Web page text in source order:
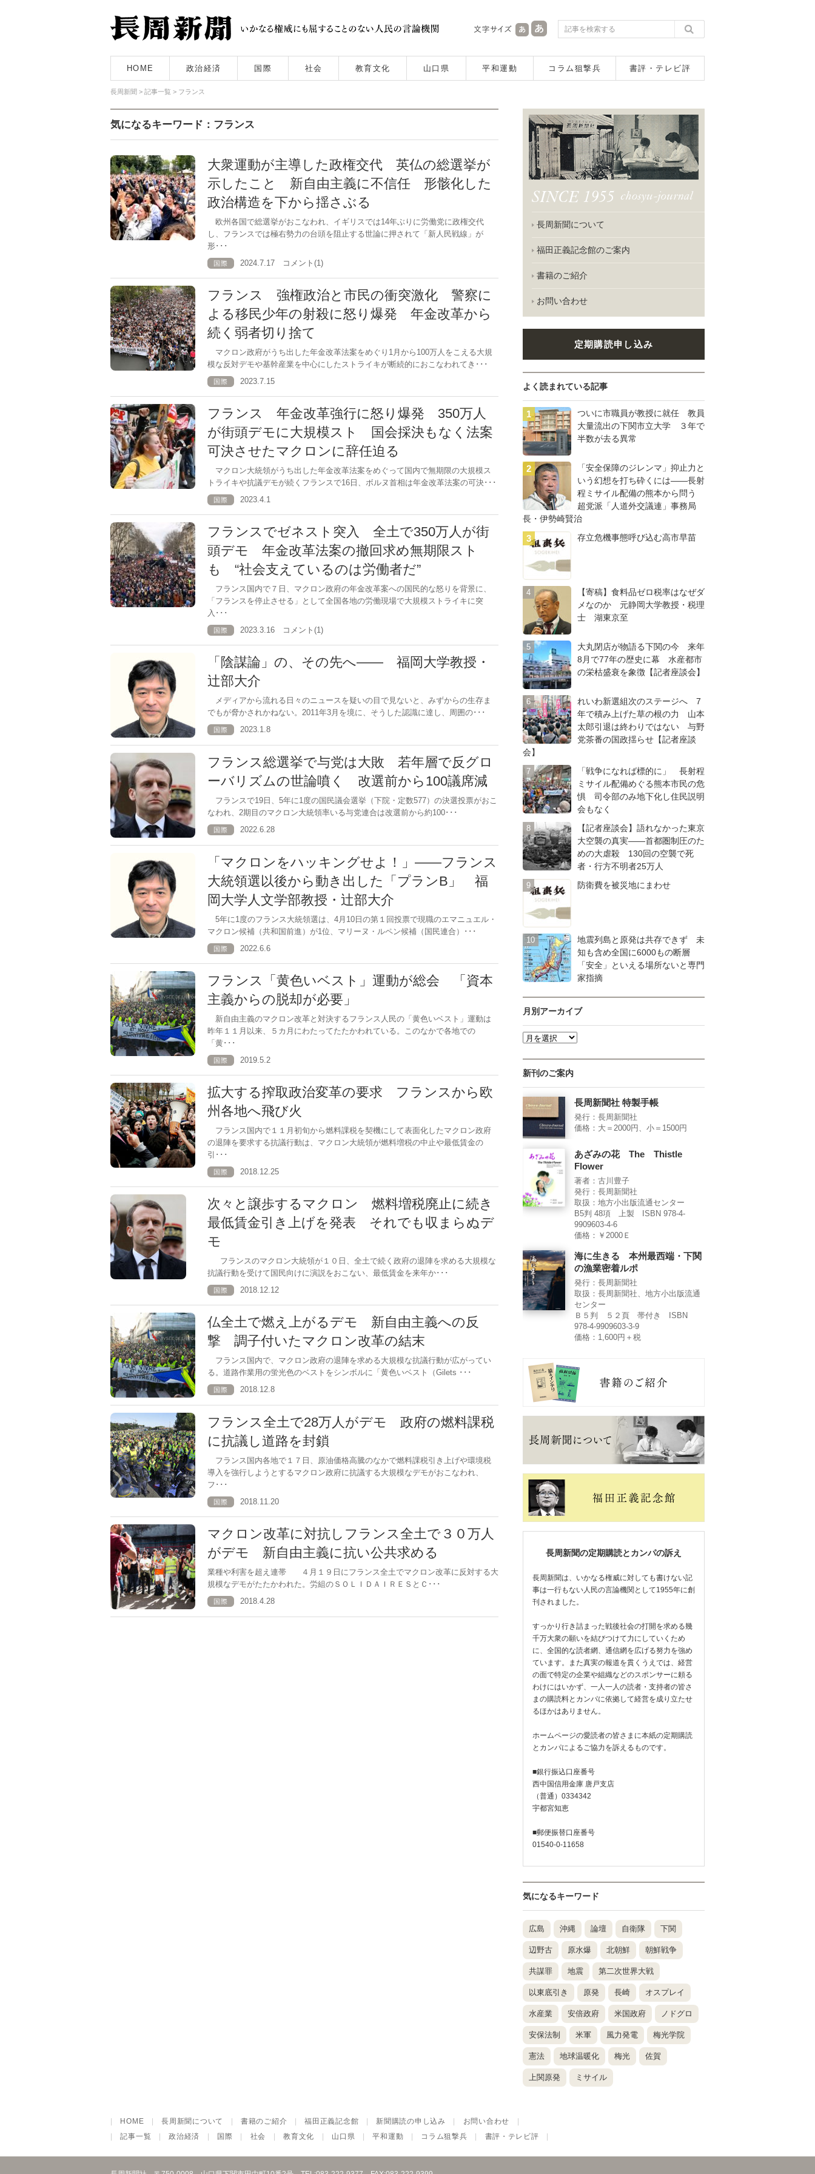
HOME 政治経済 国際 社会 教育文化 山口県 平和運動 コラム狙撃兵 書評・テレビ評
長周新聞 > 記事一覧 > フランス
気になるキーワード：フランス
大衆運動が主導した政権交代 英仏の総選挙が
示したこと 新自由主義に不信任 形骸化した
政治構造を下から揺さぶる
欧州各国で総選挙がおこなわれ、イギリスでは14年ぶりに労働党に政権交代
し、フランスでは極右勢力の台頭を阻止する世論に押されて「新人民戦線」が
形･･･
国際 2024.7.17 コメント(1)
フランス 強権政治と市民の衝突激化 警察に
よる移民少年の射殺に怒り爆発 年金改革から
続く弱者切り捨て
マクロン政府がうち出した年金改革法案をめぐり1月から100万人をこえる大規
模な反対デモや基幹産業を中心にしたストライキが断続的におこなわれてき･･･
国際 2023.7.15
フランス 年金改革強行に怒り爆発 350万人
が街頭デモに大規模スト 国会採決もなく法案
可決させたマクロンに辞任迫る
マクロン大統領がうち出した年金改革法案をめぐって国内で無期限の大規模ス
トライキや抗議デモが続くフランスで16日、ボルヌ首相は年金改革法案の可決･･･
国際 2023.4.1
フランスでゼネスト突入 全土で350万人が街
頭デモ 年金改革法案の撤回求め無期限スト
も “社会支えているのは労働者だ”
フランス国内で７日、マクロン政府の年金改革案への国民的な怒りを背景に、
「フランスを停止させる」として全国各地の労働現場で大規模ストライキに突
入･･･
国際 2023.3.16 コメント(1)
「陰謀論」の、その先へ―― 福岡大学教授・
辻部大介
メディアから流れる日々のニュースを疑いの目で見ないと、みずからの生存ま
でもが脅かされかねない。2011年3月を境に、そうした認識に達し、周囲の･･･
国際 2023.1.8
フランス総選挙で与党は大敗 若年層で反グロ
ーバリズムの世論噴く 改選前から100議席減
フランスで19日、5年に1度の国民議会選挙（下院・定数577）の決選投票がおこ
なわれ、2期目のマクロン大統領率いる与党連合は改選前から約100･･･
国際 2022.6.28
「マクロンをハッキングせよ！」――フランス
大統領選以後から動き出した「プランB」 福
岡大学人文学部教授・辻部大介
5年に1度のフランス大統領選は、4月10日の第１回投票で現職のエマニュエル・
マクロン候補（共和国前進）が1位、マリーヌ・ルペン候補（国民連合）･･･
国際 2022.6.6
フランス「黄色いベスト」運動が総会 「資本
主義からの脱却が必要」
新自由主義のマクロン改革と対決するフランス人民の「黄色いベスト」運動は
昨年１１月以来、５カ月にわたってたたかわれている。このなかで各地での
「黄･･･
国際 2019.5.2
拡大する搾取政治変革の要求 フランスから欧
州各地へ飛び火
フランス国内で１１月初旬から燃料課税を契機にして表面化したマクロン政府
の退陣を要求する抗議行動は、マクロン大統領が燃料増税の中止や最低賃金の
引･･･
国際 2018.12.25
次々と譲歩するマクロン 燃料増税廃止に続き
最低賃金引き上げを発表 それでも収まらぬデ
モ
フランスのマクロン大統領が１０日、全土で続く政府の退陣を求める大規模な
抗議行動を受けて国民向けに演説をおこない、最低賃金を来年か･･･
国際 2018.12.12
仏全土で燃え上がるデモ 新自由主義への反
撃 調子付いたマクロン改革の結末
フランス国内で、マクロン政府の退陣を求める大規模な抗議行動が広がってい
る。道路作業用の蛍光色のベストをシンボルに「黄色いベスト（Gilets ･･･
国際 2018.12.8
フランス全土で28万人がデモ 政府の燃料課税
に抗議し道路を封鎖
フランス国内各地で１７日、原油価格高騰のなかで燃料課税引き上げや環境税
導入を強行しようとするマクロン政府に抗議する大規模なデモがおこなわれ、
フ･･･
国際 2018.11.20
マクロン改革に対抗しフランス全土で３０万人
がデモ 新自由主義に抗い公共求める
業種や利害を超え連帯 ４月１９日にフランス全土でマクロン改革に反対する大
規模なデモがたたかわれた。労組のＳＯＬＩＤＡＩＲＥＳとＣ･･･
国際 2018.4.28
長周新聞について
福田正義記念館のご案内
書籍のご紹介
お問い合わせ
定期購読申し込み
よく読まれている記事
ついに市職員が教授に就任 教員
大量流出の下関市立大学 ３年で
半数が去る異常
「安全保障のジレンマ」抑止力と
いう幻想を打ち砕くには――長射
程ミサイル配備の熊本から問う
超党派「人道外交議連」事務局
長・伊勢崎賢治
存立危機事態呼び込む高市早苗
【寄稿】食料品ゼロ税率はなぜダ
メなのか 元静岡大学教授・税理
士 湖東京至
大丸閉店が物語る下関の今 来年
8月で77年の歴史に幕 水産都市
の栄枯盛衰を象徴【記者座談会】
れいわ新選組次のステージへ 7
年で積み上げた草の根の力 山本
太郎引退は終わりではない 与野
党茶番の国政揺らせ【記者座談
会】
「戦争になれば標的に」 長射程
ミサイル配備めぐる熊本市民の危
惧 司令部のみ地下化し住民説明
会もなく
【記者座談会】語れなかった東京
大空襲の真実――首都圏制圧のた
めの大虐殺 130回の空襲で死
者・行方不明者25万人
防衛費を被災地にまわせ
地震列島と原発は共存できず 未
知も含め全国に6000もの断層
「安全」といえる場所ないと専門
家指摘
月別アーカイブ
新刊のご案内
長周新聞社 特製手帳
発行：長周新聞社
価格：大＝2000円、小＝1500円
あざみの花 The Thistle
Flower
著者：古川豊子
発行：長周新聞社
取扱：地方小出版流通センター
B5判 48項 上製 ISBN 978-4-
9909603-4-6
価格：￥2000Ｅ
海に生きる 本州最西端・下関
の漁業密着ルポ
発行：長周新聞社
取扱：長周新聞社、地方小出版流通
センター
Ｂ５判 ５２頁 帯付き ISBN
978-4-9909603-3-9
価格：1,600円＋税
長周新聞の定期購読とカンパの訴え
長周新聞は、いかなる権威に対しても書けない記
事は一行もない人民の言論機関として1955年に創
刊されました。
すっかり行き詰まった戦後社会の打開を求める幾
千万大衆の願いを結びつけて力にしていくため
に、全国的な読者網、通信網を広げる努力を強め
ています。また真実の報道を貫くうえでは、経営
の面で特定の企業や組織などのスポンサーに頼る
わけにはいかず、一人一人の読者・支持者の皆さ
まの購読料とカンパに依拠して経営を成り立たせ
るほかはありません。
ホームページの愛読者の皆さまに本紙の定期購読
とカンパによるご協力を訴えるものです。
■銀行振込口座番号
西中国信用金庫 唐戸支店
（普通）0334342
宇都宮知恵
■郵便振替口座番号
01540-0-11658
気になるキーワード
広島 沖縄 論壇 自衛隊 下関
辺野古 原水爆 北朝鮮 朝鮮戦争
共謀罪 地震 第二次世界大戦
以東底引き 原発 長崎 オスプレイ
水産業 安倍政府 米国政府 ノドグロ
安保法制 米軍 風力発電 梅光学院
憲法 地球温暖化 梅光 佐賀
上関原発 ミサイル
HOME |長周新聞について |書籍のご紹介 |福田正義記念館 新聞購読の申し込み お問い合わせ
|記事一覧 |政治経済 国際 社会 |教育文化 山口県 |平和運動 コラム狙撃兵 書評・テレビ評